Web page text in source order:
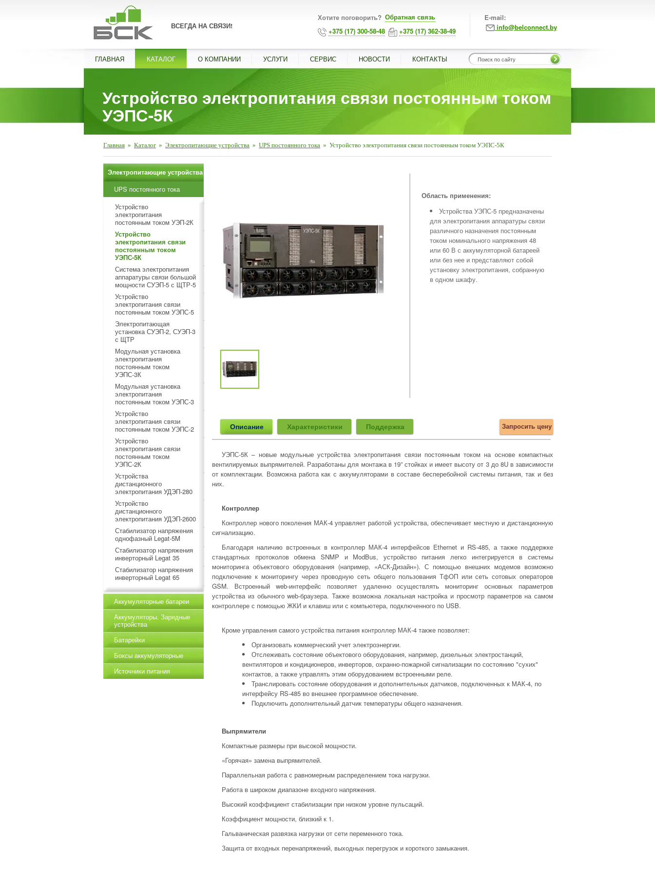
ВСЕГДА НА СВЯЗИ!
Хотите поговорить? Обратная связь
+375 (17) 300-58-48
+375 (17) 362-38-49
E-mail:
info@belconnect.by
ГЛАВНАЯ КАТАЛОГ О КОМПАНИИ УСЛУГИ СЕРВИС НОВОСТИ КОНТАКТЫ
Устройство электропитания связи постоянным током
УЭПС-5К
Главная » Каталог » Электропитающие устройства » UPS постоянного тока » Устройство электропитания связи постоянным током УЭПС-5К
Область применения:
Устройства УЭПС-5 предназначены
для электропитания аппаратуры связи
различного назначения постоянным
током номинального напряжения 48
или 60 В с аккумуляторной батареей
или без нее и представляют собой
установку электропитания, собранную
в одном шкафу.
Описание Характеристики Поддержка Запросить цену
УЭПС-5К – новые модульные устройства электропитания связи постоянным током на основе компактных
вентилируемых выпрямителей. Разработаны для монтажа в 19” стойках и имеет высоту от 3 до 8U в зависимости
от комплектации. Возможна работа как с аккумуляторами в составе бесперебойной системы питания, так и без
них.
Контроллер
Контроллер нового поколения МАК-4 управляет работой устройства, обеспечивает местную и дистанционную
сигнализацию.
Благодаря наличию встроенных в контроллер МАК-4 интерфейсов Ethernet и RS-485, а также поддержке
стандартных протоколов обмена SNMP и ModBus, устройство питания легко интегрируется в системы
мониторинга объектового оборудования (например, «АСК-Дизайн»). С помощью внешних модемов возможно
подключение к мониторингу через проводную сеть общего пользования ТфОП или сеть сотовых операторов
GSM. Встроенный web-интерфейс позволяет удаленно осуществлять мониторинг основных параметров
устройства из обычного web-браузера. Также возможна локальная настройка и просмотр параметров на самом
контроллере с помощью ЖКИ и клавиш или с компьютера, подключенного по USB.
Кроме управления самого устройства питания контроллер МАК-4 также позволяет:
Организовать коммерческий учет электроэнергии.
Отслеживать состояние объектового оборудования, например, дизельных электростанций,
вентиляторов и кондиционеров, инверторов, охранно-пожарной сигнализации по состоянию "сухих"
контактов, а также управлять этим оборудованием встроенными реле.
Транслировать состояние оборудования и дополнительных датчиков, подключенных к МАК-4, по
интерфейсу RS-485 во внешнее программное обеспечение.
Подключить дополнительный датчик температуры общего назначения.
Выпрямители
Компактные размеры при высокой мощности.
«Горячая» замена выпрямителей.
Параллельная работа с равномерным распределением тока нагрузки.
Работа в широком диапазоне входного напряжения.
Высокий коэффициент стабилизации при низком уровне пульсаций.
Коэффициент мощности, близкий к 1.
Гальваническая развязка нагрузки от сети переменного тока.
Защита от входных перенапряжений, выходных перегрузок и короткого замыкания.
Электропитающие устройства
UPS постоянного тока
Устройство
электропитания
постоянным током УЭП-2К
Устройство
электропитания связи
постоянным током
УЭПС-5К
Система электропитания
аппаратуры связи большой
мощности СУЭП-5 с ЩТР-5
Устройство
электропитания связи
постоянным током УЭПС-5
Электропитающая
установка СУЭП-2, СУЭП-3
с ЩТР
Модульная установка
электропитания
постоянным током
УЭПС-3К
Модульная установка
электропитания
постоянным током УЭПС-3
Устройство
электропитания связи
постоянным током УЭПС-2
Устройство
электропитания связи
постоянным током
УЭПС-2К
Устройства
дистанционного
электропитания УДЭП-280
Устройство
дистанционного
электропитания УДЭП-2600
Стабилизатор напряжения
однофазный Legat-5M
Стабилизатор напряжения
инверторный Legat 35
Стабилизатор напряжения
инверторный Legat 65
Аккумуляторные батареи
Аккумуляторы. Зарядные
устройства
Батарейки
Боксы аккумуляторные
Источники питания